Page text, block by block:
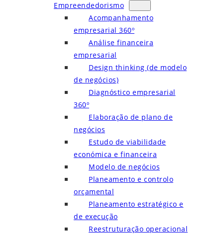
Empreendedorismo
Acompanhamento
empresarial 360º
Análise financeira
empresarial
Design thinking (de modelo
de negócios)
Diagnóstico empresarial
360º
Elaboração de plano de
negócios
Estudo de viabilidade
económica e financeira
Modelo de negócios
Planeamento e controlo
orçamental
Planeamento estratégico e
de execução
Reestruturação operacional